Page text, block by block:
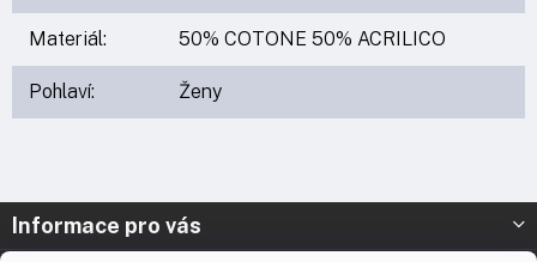
Materiál: 50% COTONE 50% ACRILICO
Pohlaví: Ženy
ZInformace pro vás